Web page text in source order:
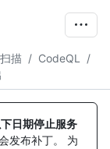
描 / CodeQL
/
日期停止服务
发布补丁。 为